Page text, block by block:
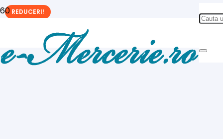
REDUCERI!